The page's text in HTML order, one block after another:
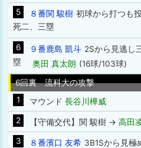
5 ８番関 駿樹 初球から打つも
死二、三塁
6 ９番鹿島 凱斗 2Sから見逃
塁 奥田 真太朗 (16球/103球)
6回裏 流科大の攻撃
1
マウンド 長谷川樺威
2
【守備交代】関 駿樹 → 高田
3
８番濱口 友希 3B1Sから見